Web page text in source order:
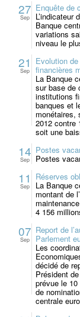
27
Sep
Enquête de
Banque
variations
niveau le
21
Sep
Evolution
financières
La Banque
sur base de
institutions
banques et
monétaires,
2012 contre
soit une
14
Sep
Postes
Postes
11
Sep
Réserves
La Banque
montant de
4 156
07
Sep
Report de
Parlement
Les
décidé de
Président
prévue le
de
centrale